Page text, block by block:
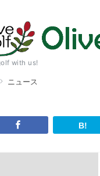
with us!
ニュース